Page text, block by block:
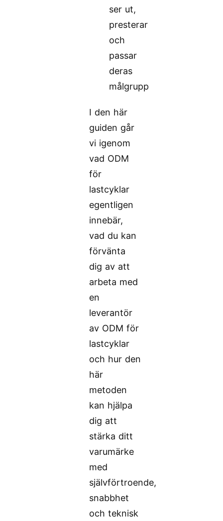
ser ut,
presterar
och
passar
deras
målgrupp
I den här
guiden går
vi igenom
vad ODM
för
lastcyklar
egentligen
innebär,
vad du kan
förvänta
dig av att
arbeta med
en
leverantör
av ODM för
lastcyklar
och hur den
här
metoden
kan hjälpa
dig att
stärka ditt
varumärke
med
självförtroende,
snabbhet
och teknisk